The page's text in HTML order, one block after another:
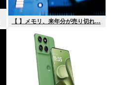
【 】メモリ、来年分が売り切れ…